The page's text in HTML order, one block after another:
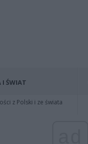
I ŚWIAT
z Polski i ze świata